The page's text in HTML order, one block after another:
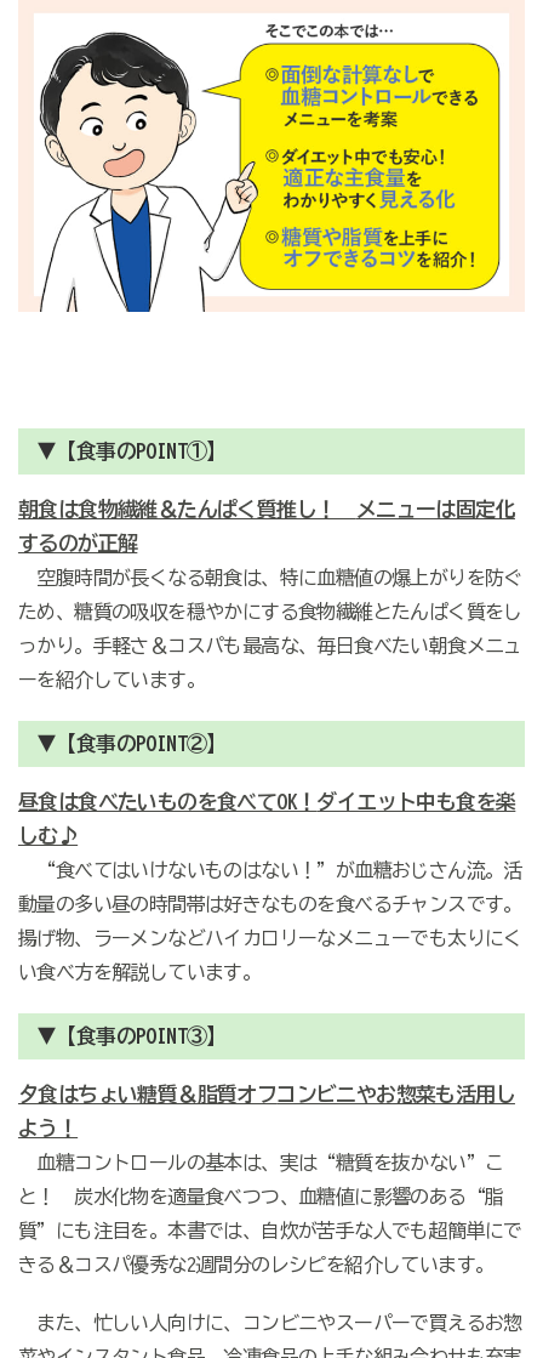
▼【食事のPOINT①】
朝食は食物繊維＆たんぱく質推し！
メニューは固定化
するのが正解
空腹時間が長くなる朝食は、特に血糖値の爆上がりを防ぐ
ため、糖質の吸収を穏やかにする食物繊維とたんぱく質をし
っかり。手軽さ＆コスパも最高な、毎日食べたい朝食メニュ
ーを紹介しています。
▼【食事のPOINT②】
昼食は食べたいものを食べてOK！ ダイエット中も食を楽
しむ♪
“食べてはいけないものはない！”が血糖おじさん流。活
動量の多い昼の時間帯は好きなものを食べるチャンスです。
揚げ物、ラーメンなどハイカロリーなメニューでも太りにく
い食べ方を解説しています。
▼【食事のPOINT③】
夕食はちょい糖質＆脂質オフコンビニやお惣菜も活用し
よう！
血糖コントロールの基本は、実は“糖質を抜かない”こ
と！ 炭水化物を適量食べつつ、血糖値に影響のある“脂
質”にも注目を。本書では、自炊が苦手な人でも超簡単にで
きる＆コスパ優秀な2週間分のレシピを紹介しています。
また、忙しい人向けに、コンビニやスーパーで買えるお惣